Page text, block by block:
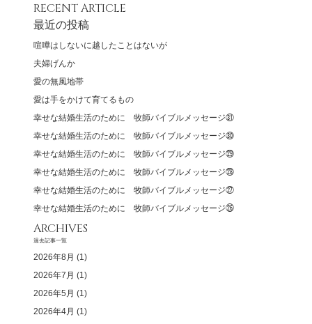
RECENT ARTICLE
最近の投稿
喧嘩はしないに越したことはないが
夫婦げんか
愛の無風地帯
愛は手をかけて育てるもの
幸せな結婚生活のために 牧師バイブルメッセージ㉛
幸せな結婚生活のために 牧師バイブルメッセージ㉚
幸せな結婚生活のために 牧師バイブルメッセージ㉙
幸せな結婚生活のために 牧師バイブルメッセージ㉘
幸せな結婚生活のために 牧師バイブルメッセージ㉗
幸せな結婚生活のために 牧師バイブルメッセージ㉖
ARCHIVES
過去記事一覧
2026年8月 (1)
2026年7月 (1)
2026年5月 (1)
2026年4月 (1)